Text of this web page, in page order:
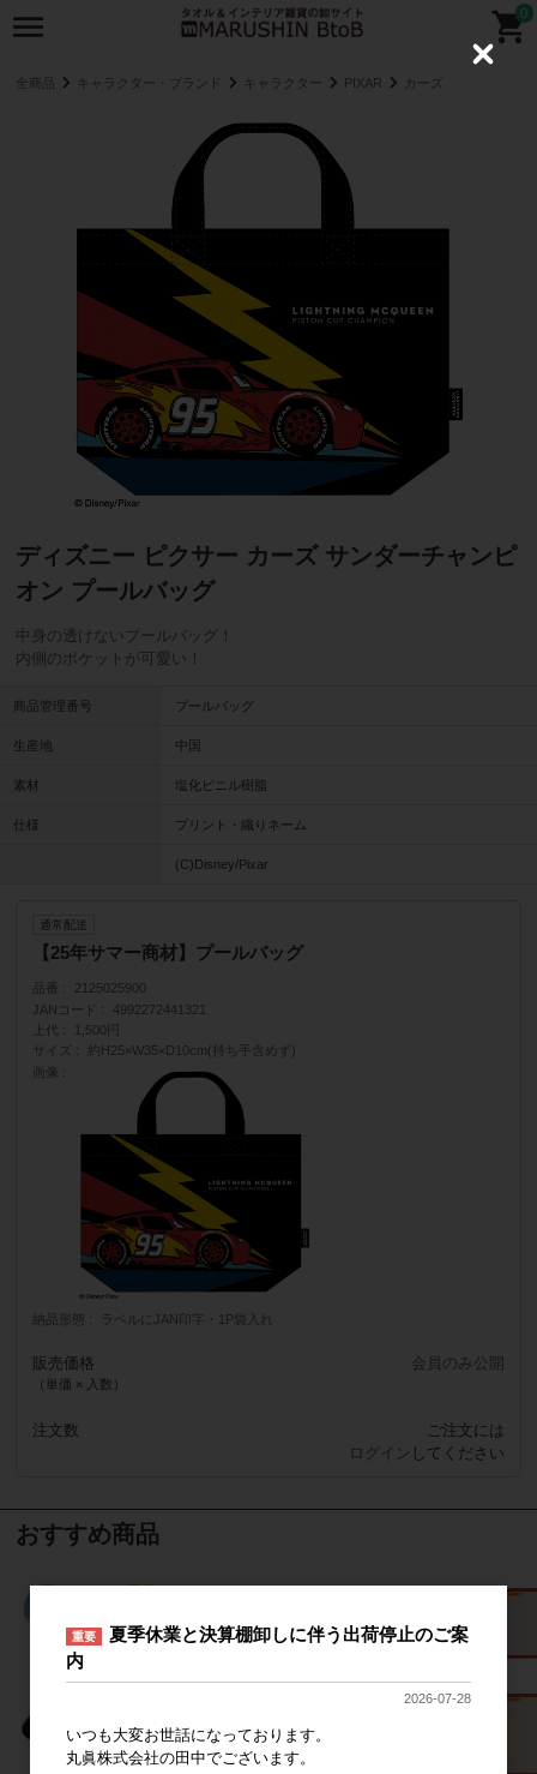
0
全商品 キャラクター・ブランド キャラクター PIXAR カーズ
ディズニー ピクサー カーズ サンダーチャンピ
オン プールバッグ
中身の透けないプールバッグ！
内側のポケットが可愛い！
商品管理番号 プールバッグ
生産地 中国
素材 塩化ビニル樹脂
仕様 プリント・織りネーム
(C)Disney/Pixar
通常配送
【25年サマー商材】プールバッグ
品番
2125025900
JANコード
4992272441321
上代
1,500円
サイズ
約H25×W35×D10cm(持ち手含めず)
画像
納品形態 ラベルにJAN印字・1P袋入れ
販売価格
（単価 × 入数）
会員のみ公開
注文数
ご注文には
ログイン してください
おすすめ商品
重要
夏季休業と決算棚卸しに伴う出荷停止のご案
内
2026-07-28
いつも大変お世話になっております。
丸眞株式会社の田中でございます。
C